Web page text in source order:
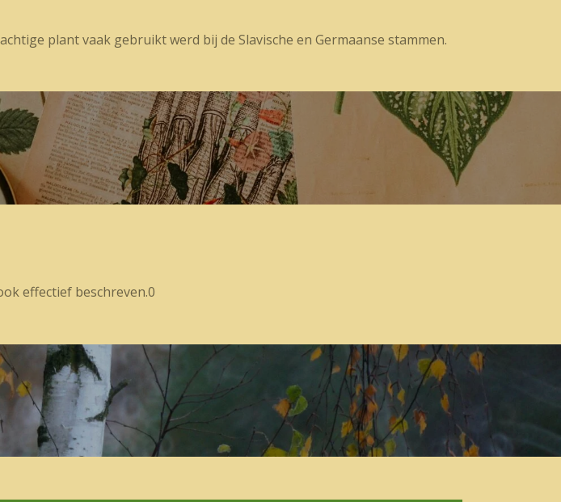
plant vaak gebruikt werd bij de Slavische en Germaanse stammen.
effectief beschreven.0